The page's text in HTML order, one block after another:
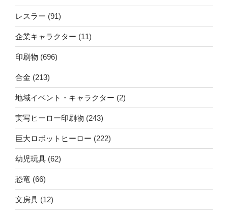
レスラー (91)
企業キャラクター (11)
印刷物 (696)
合金 (213)
地域イベント・キャラクター (2)
実写ヒーロー印刷物 (243)
巨大ロボットヒーロー (222)
幼児玩具 (62)
恐竜 (66)
文房具 (12)